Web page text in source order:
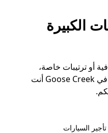
الكبيرة
أو ترتيبات خاصة،
ستساعدك خيارات المشاوير هذه في Goose Creek أنت
تأجير السيارات